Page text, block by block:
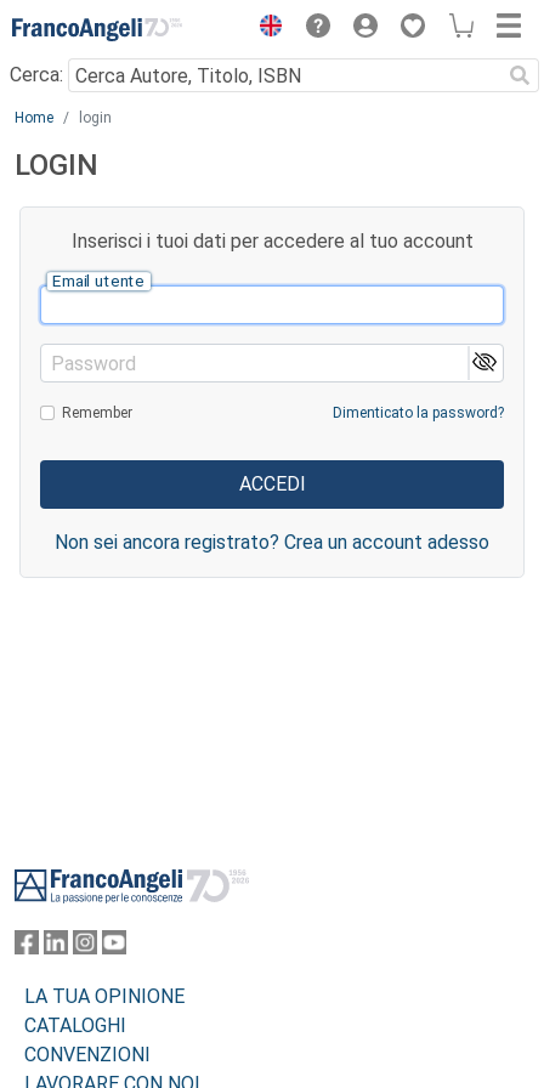
Menu
Cerca:
Main content
Home login
LOGIN
Inserisci i tuoi dati per accedere al tuo account
Email utente
Password
Remember Dimenticato la password?
Non sei ancora registrato? Crea un account adesso
LA TUA OPINIONE
CATALOGHI
CONVENZIONI